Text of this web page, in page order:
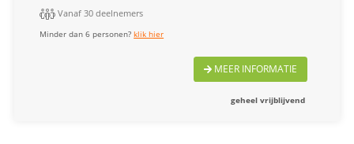
Vanaf 30 deelnemers
Minder dan 6 personen?klik hier
MEER INFORMATIE
geheel vrijblijvend